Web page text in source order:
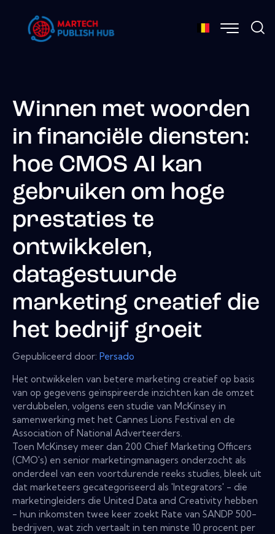
Winnen met woorden
in financiële diensten:
hoe CMOS AI kan
gebruiken om hoge
prestaties te
ontwikkelen,
datagestuurde
marketing creatief die
het bedrijf groeit
Gepubliceerd door: Persado
Het ontwikkelen van betere marketing creatief op basis
van op gegevens geïnspireerde inzichten kan de omzet
verdubbelen, volgens een studie van McKinsey in
samenwerking met het Cannes Lions Festival en de
Association of National Adverteerders.
Toen McKinsey meer dan 200 Chief Marketing Officers
(CMO's) en senior marketingmanagers onderzocht als
onderdeel van een voortdurende reeks studies, bleek uit
dat marketeers gecategoriseerd als 'Integrators' - die
marketingleiders die United Data and Creativity hebben
- hun inkomsten twee keer zoekt Rate van SANDP 500-
bedrijven, wat zich vertaalt in ten minste 10 procent per